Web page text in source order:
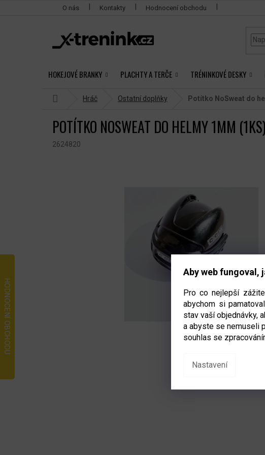
Aby web fungoval,
Pro co nejlepší
abychom si
stav vaší objednávky,
a abyste se nemuseli
souhlas se
Nastavení
O nás Kontakty Hodnocení obchodu Vše o
HOKEJOVÉ BRANKY PLACHTY A TERČE TRÉNINKOVÉ DESKY
Hráč Ostatní doplňky Potítko NoSweat do
POTÍTKO NOSWEAT DO HELMY 1MM (1KS)
2624820